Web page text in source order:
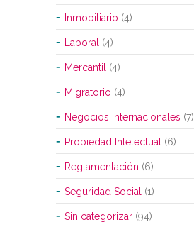
Inmobiliario (4)
Laboral (4)
Mercantil (4)
Migratorio (4)
Negocios Internacionales (7)
Propiedad Intelectual (6)
Reglamentación (6)
Seguridad Social (1)
Sin categorizar (94)